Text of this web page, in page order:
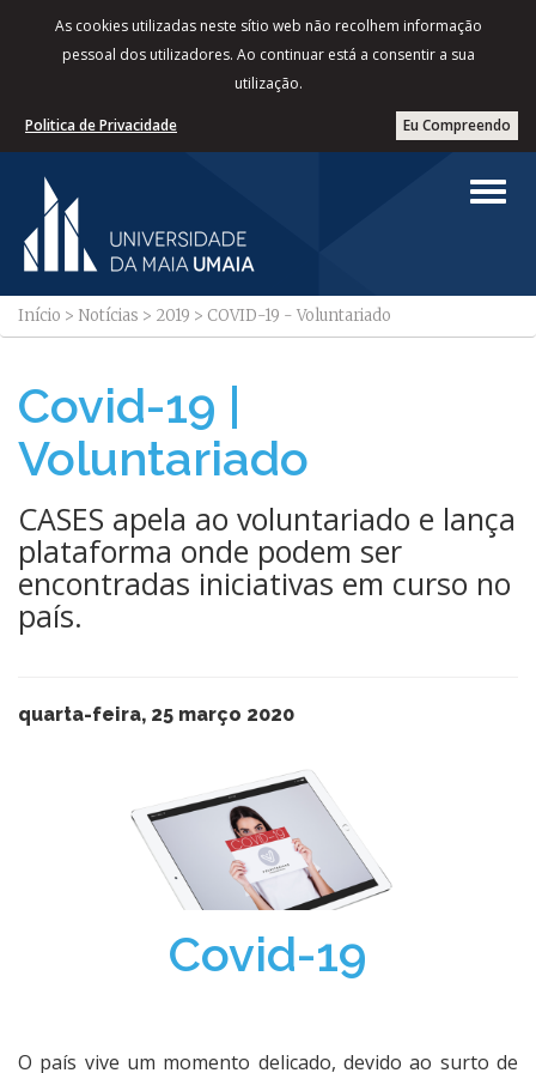
As cookies utilizadas neste sítio web não recolhem informação
pessoal dos utilizadores. Ao continuar está a consentir a sua
utilização.
Eu Compreendo
Politica de Privacidade
Início > Notícias > 2019 > COVID-19 - Voluntariado
Covid-19 |
Voluntariado
CASES apela ao voluntariado e lança
plataforma onde podem ser
encontradas iniciativas em curso no
país.
quarta-feira, 25 março 2020
Covid-19
O país vive um momento delicado, devido ao surto de